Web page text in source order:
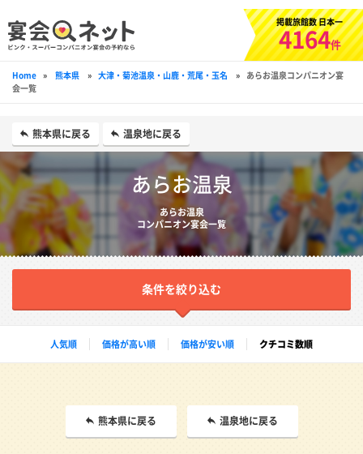
掲載旅館数 日本一
4164件
Home » 熊本県 » 大津・菊池温泉・山鹿・荒尾・玉名 » あらお温泉コンパニオン宴
会一覧
熊本県に戻る 温泉地に戻る
あらお温泉
あらお温泉
コンパニオン宴会一覧
条件を絞り込む
人気順 価格が高い順 価格が安い順 クチコミ数順
熊本県に戻る 温泉地に戻る